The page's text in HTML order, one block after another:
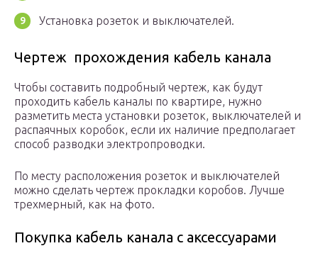
Установка розеток и выключателей.
Чертеж прохождения кабель канала
Чтобы составить подробный чертеж, как будут
проходить кабель каналы по квартире, нужно
разметить места установки розеток, выключателей и
распаячных коробок, если их наличие предполагает
способ разводки электропроводки.
По месту расположения розеток и выключателей
можно сделать чертеж прокладки коробов. Лучше
трехмерный, как на фото.
Покупка кабель канала с аксессуарами